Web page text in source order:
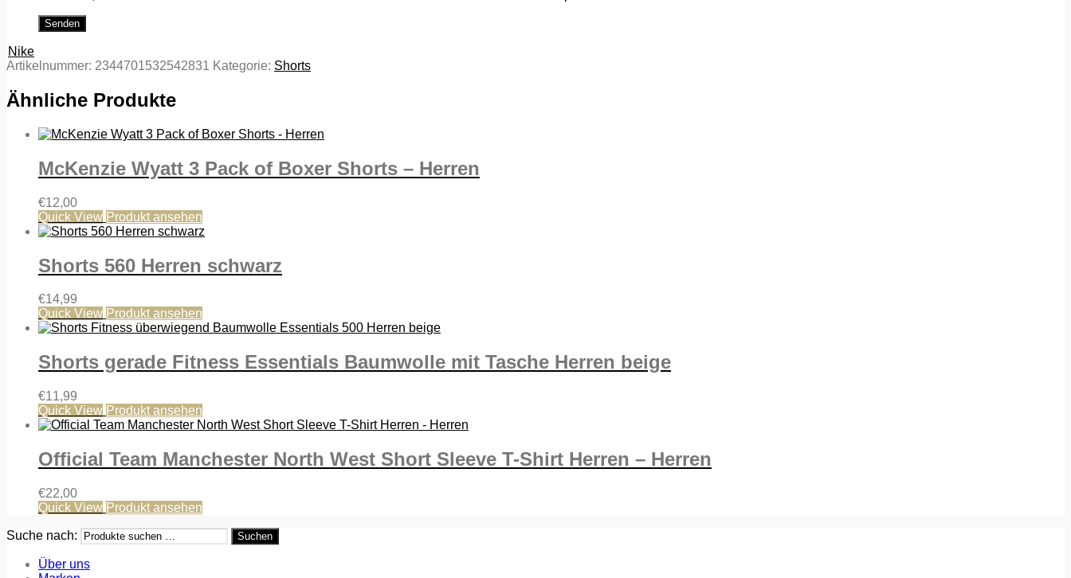
Nike
Artikelnummer: 2344701532542831 Kategorie: Shorts
Ähnliche Produkte
McKenzie Wyatt 3 Pack of Boxer Shorts – Herren
€12,00
Quick View Produkt ansehen
Shorts 560 Herren schwarz
€14,99
Quick View Produkt ansehen
Shorts gerade Fitness Essentials Baumwolle mit Tasche Herren beige
€11,99
Quick View Produkt ansehen
Official Team Manchester North West Short Sleeve T-Shirt Herren – Herren
€22,00
Quick View Produkt ansehen
Suche nach: Suchen
Über uns